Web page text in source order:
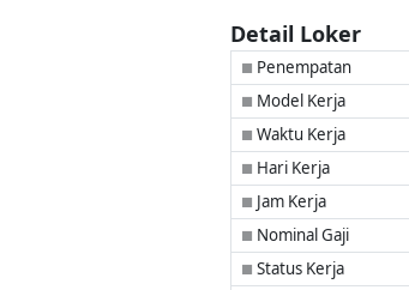
Detail Loker
■ Penempatan
■ Model Kerja
■ Waktu Kerja
■ Hari Kerja
■ Jam Kerja
■ Nominal Gaji
■ Status Kerja